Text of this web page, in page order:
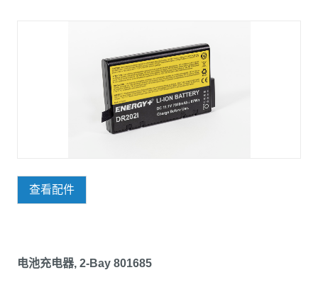
查看配件
电池充电器, 2-Bay 801685